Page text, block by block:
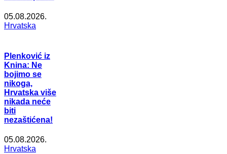
05.08.2026.
Hrvatska
Plenković iz
Knina: Ne
bojimo se
nikoga,
Hrvatska više
nikada neće
biti
nezaštićena!
05.08.2026.
Hrvatska